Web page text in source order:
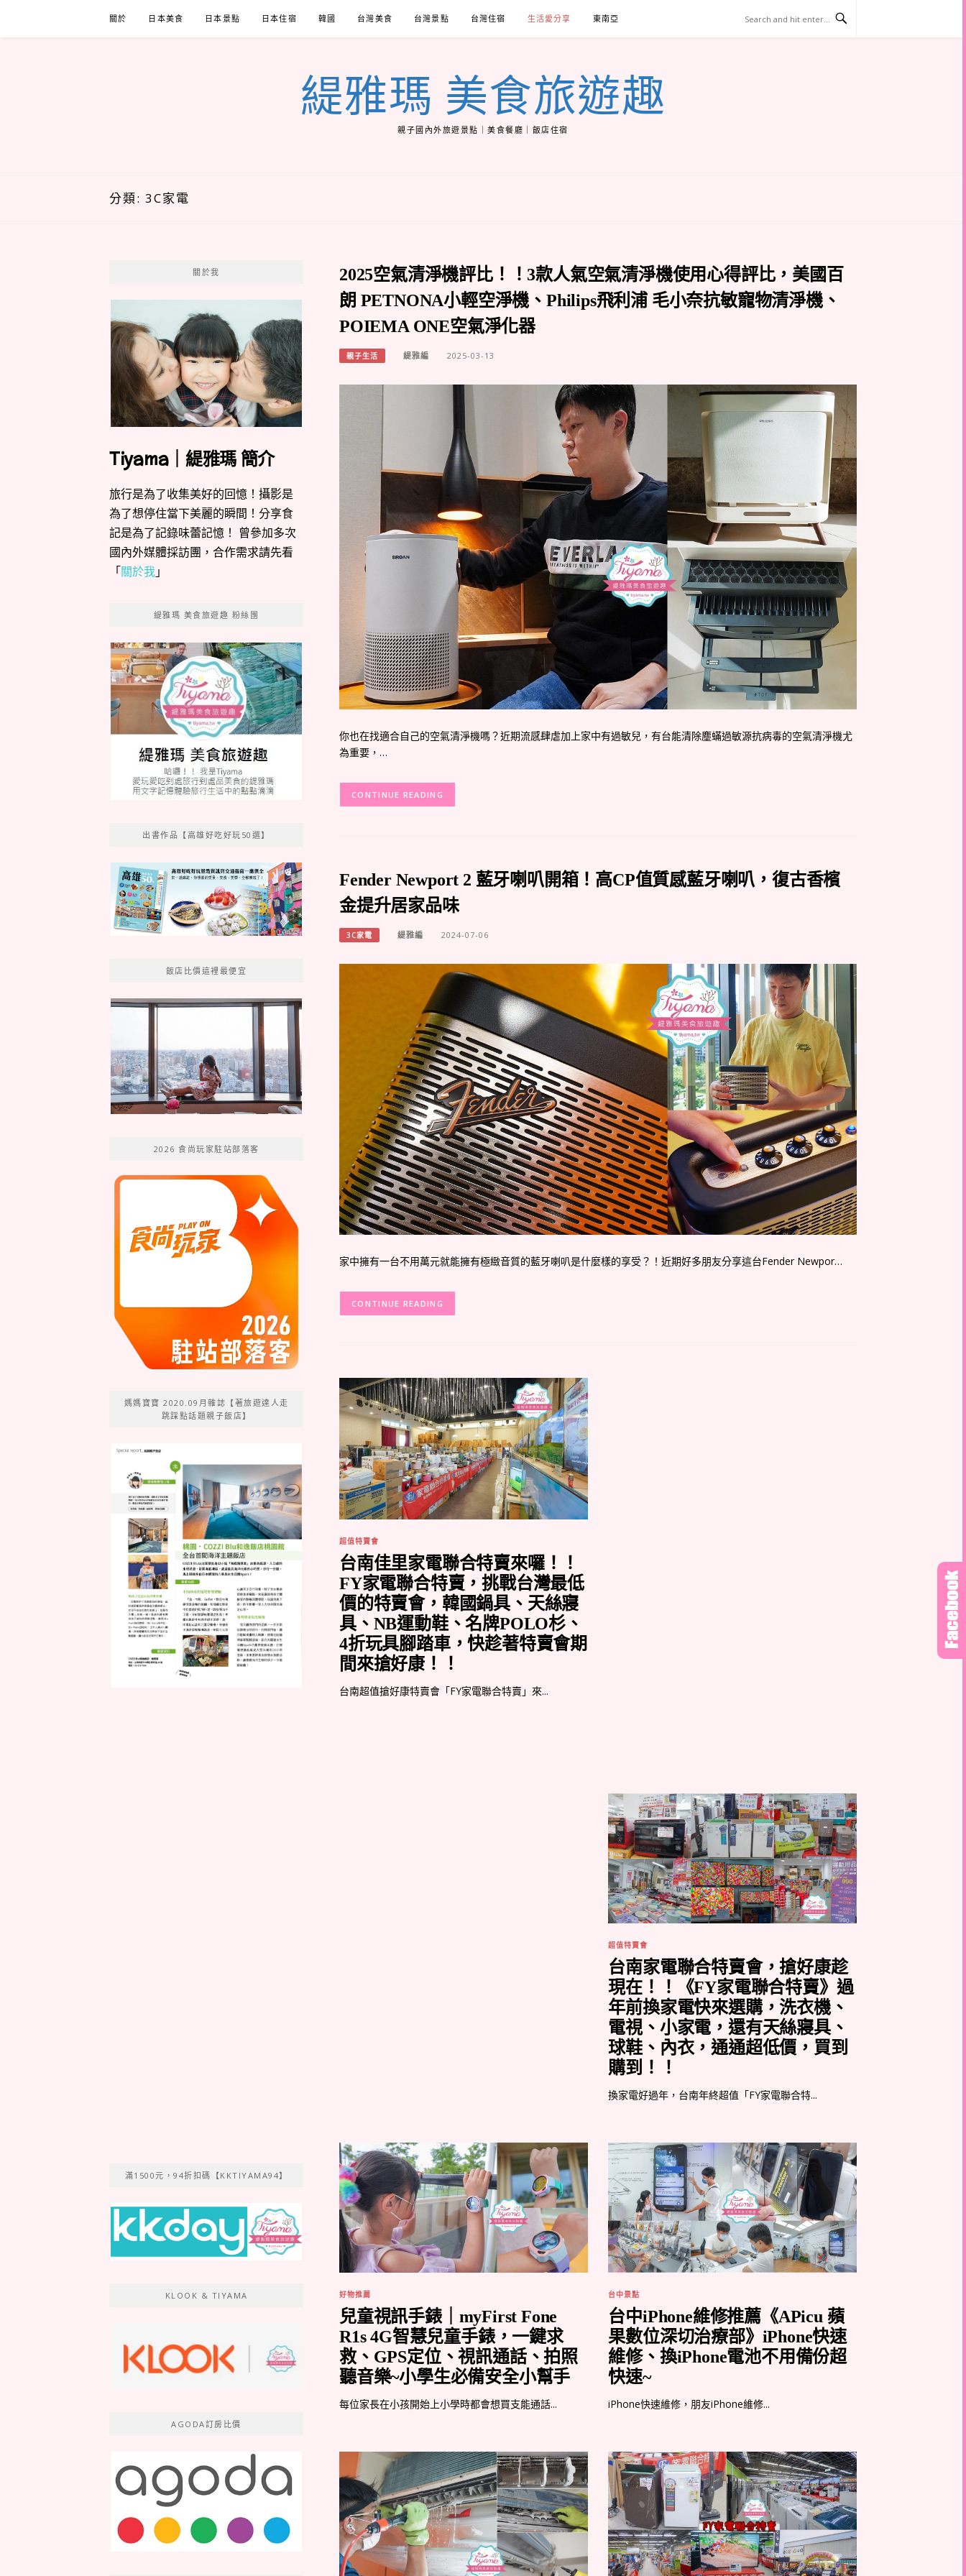
關於 日本美食 日本景點 日本住宿 韓國 台灣美食 台灣景點 台灣住宿 生活愛分享 東南亞
緹雅瑪 美食旅遊趣
親子國內外旅遊景點｜美食餐廳｜飯店住宿
分類: 3C家電
2025空氣清淨機評比！！3款人氣空氣清淨機使用心得評比，美國百
朗 PETNONA小輕空淨機、Philips飛利浦 毛小奈抗敏寵物清淨機、
POIEMA ONE空氣淨化器
親子生活 緹雅編 2025-03-13
你也在找適合自己的空氣清淨機嗎？近期流感肆虐加上家中有過敏兒，有台能清除塵蟎過敏源抗病毒的空氣清淨機尤
為重要，…
CONTINUE READING
Fender Newport 2 藍牙喇叭開箱！高CP值質感藍牙喇叭，復古香檳
金提升居家品味
3C家電 緹雅編 2024-07-06
家中擁有一台不用萬元就能擁有極緻音質的藍牙喇叭是什麼樣的享受？！近期好多朋友分享這台Fender Newpor…
CONTINUE READING
超值特賣會
台南佳里家電聯合特賣來囉！！
FY家電聯合特賣，挑戰台灣最低
價的特賣會，韓國鍋具、天絲寢
具、NB運動鞋、名牌POLO杉、
4折玩具腳踏車，快趁著特賣會期
間來搶好康！！
台南超值搶好康特賣會「FY家電聯合特賣」來...
超值特賣會
台南家電聯合特賣會，搶好康趁
現在！！《FY家電聯合特賣》過
年前換家電快來選購，洗衣機、
電視、小家電，還有天絲寢具、
球鞋、內衣，通通超低價，買到
購到！！
換家電好過年，台南年終超值「FY家電聯合特...
好物推薦
兒童視訊手錶｜myFirst Fone
R1s 4G智慧兒童手錶，一鍵求
救、GPS定位、視訊通話、拍照
聽音樂~小學生必備安全小幫手
每位家長在小孩開始上小學時都會想買支能通話...
台中景點
台中iPhone維修推薦《APicu 蘋
果數位深切治療部》iPhone快速
維修、換iPhone電池不用備份超
快速~
iPhone快速維修，朋友iPhone維修...
關於我
Tiyama｜緹雅瑪 簡介
旅行是為了收集美好的回憶！攝影是
為了想停住當下美麗的瞬間！分享食
記是為了記錄味蕾記憶！ 曾參加多次
國內外媒體採訪團，合作需求請先看
「關於我」
緹雅瑪 美食旅遊趣 粉絲團
出書作品【高雄好吃好玩50選】
飯店比價這裡最便宜
2026 食尚玩家駐站部落客
媽媽寶寶 2020.09月雜誌【著旅遊達人走
跳踩點話題親子飯店】
滿1500元，94折扣碼【KKTIYAMA94】
KLOOK & TIYAMA
AGODA訂房比價